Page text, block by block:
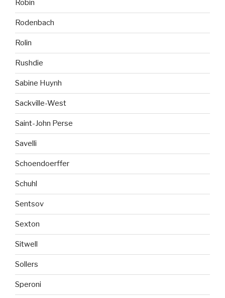
Robin
Rodenbach
Rolin
Rushdie
Sabine Huynh
Sackville-West
Saint-John Perse
Savelli
Schoendoerffer
Schuhl
Sentsov
Sexton
Sitwell
Sollers
Speroni